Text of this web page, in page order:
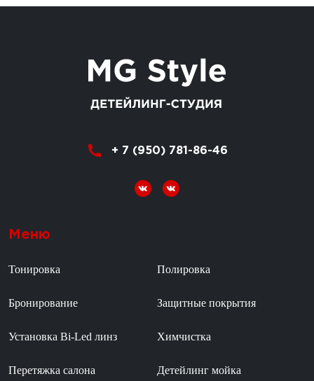
+ 7 (950) 781-86-46
Меню
Тонировка Полировка
Бронирование Защитные покрытия
Установка Bi-Led линз Химчистка
Перетяжка салона Детейлинг мойка